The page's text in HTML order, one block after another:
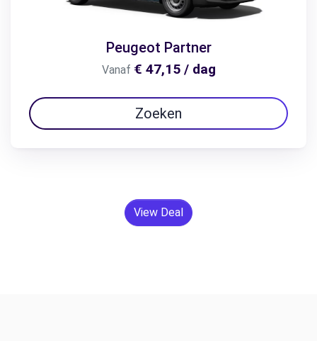
Peugeot Partner
Vanaf € 47,15 / dag
Zoeken
View Deal